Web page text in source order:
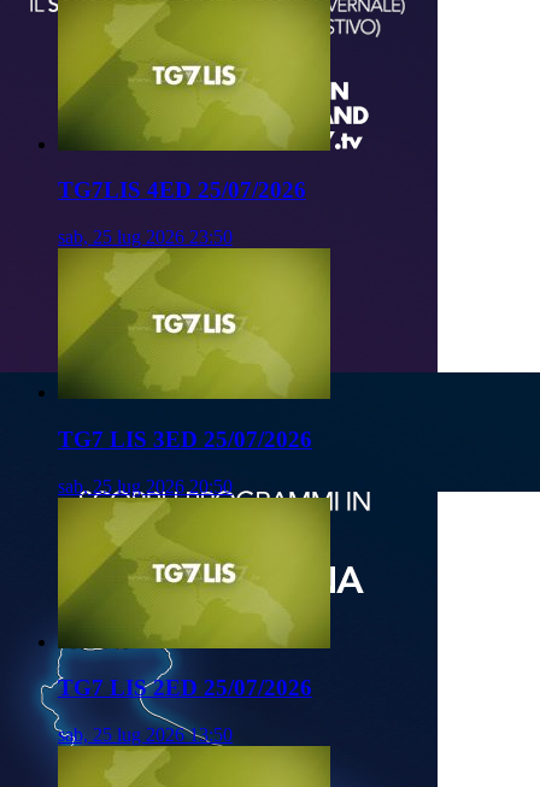
TG7LIS 4ED 25/07/2026
sab, 25 lug 2026 23:50
TG7 LIS 3ED 25/07/2026
sab, 25 lug 2026 20:50
TG7 LIS 2ED 25/07/2026
sab, 25 lug 2026 13:50